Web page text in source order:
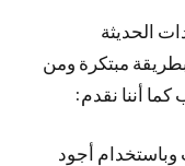
الحديثة
مبتكرة ومن
أننا نقدم:
أجود